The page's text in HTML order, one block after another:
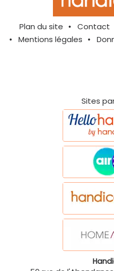
Plan du site Contact
Mentions légales
Sites